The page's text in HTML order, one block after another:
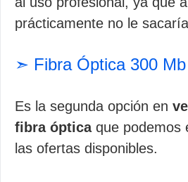
prácticamente no le
➣ Fibra Óptica 300 Mb
Es la segunda opción en
fibra ópticaque podemos
las ofertas disponibles.